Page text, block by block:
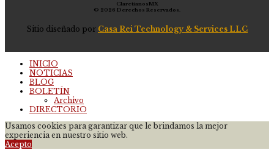
ClaretianosMX
© 2026 Derechos Reservados.
Sitio diseñado por Casa Rei Technology & Services LLC
INICIO
NOTICIAS
BLOG
BOLETÍN
Archivo
DIRECTORIO
Usamos cookies para garantizar que le brindamos la mejor
experiencia en nuestro sitio web.
Acepto